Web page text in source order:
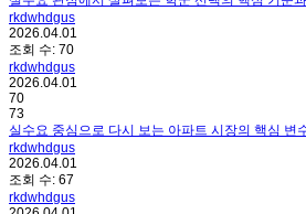
rkdwhdgus
2026.04.01
조회 수: 70
rkdwhdgus
2026.04.01
70
73
실수요 중심으로 다시 보는 아파트 시장의 핵심 변
rkdwhdgus
2026.04.01
조회 수: 67
rkdwhdgus